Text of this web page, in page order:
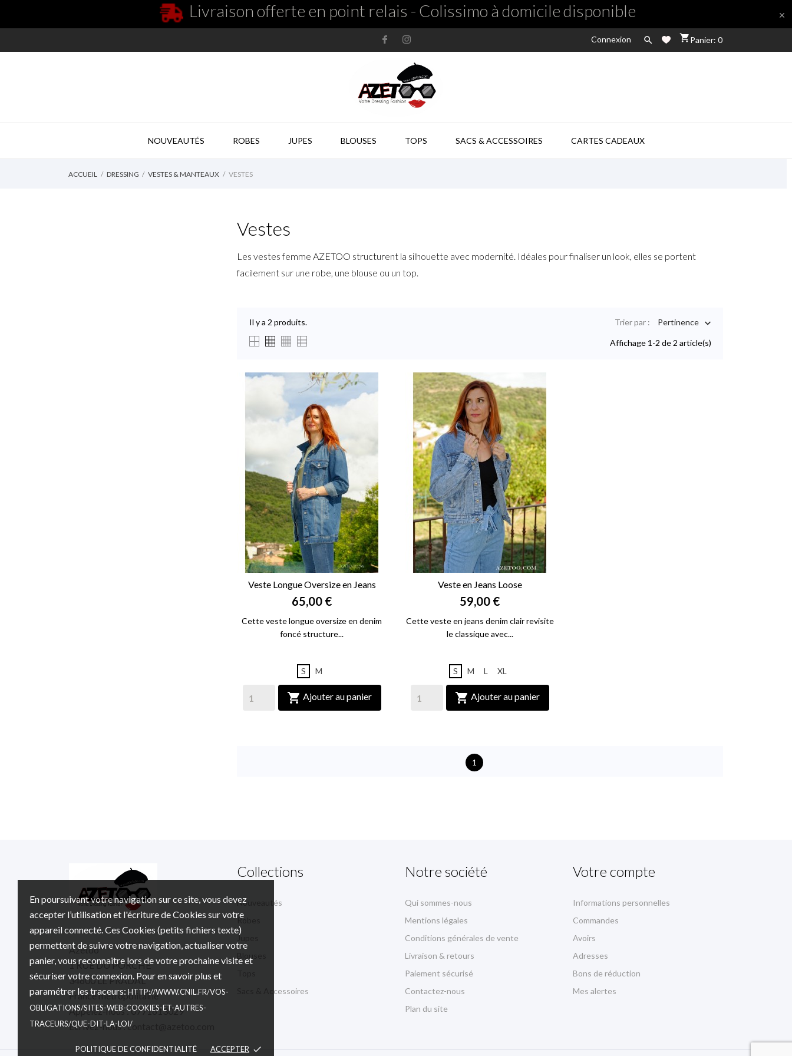
En poursuivant votre navigation sur ce site, vous devez
accepter l’utilisation et l'écriture de Cookies sur votre
appareil connecté. Ces Cookies (petits fichiers texte)
permettent de suivre votre navigation, actualiser votre
panier, vous reconnaitre lors de votre prochaine visite et
sécuriser votre connexion. Pour en savoir plus et
paramétrer les traceurs: HTTP://WWW.CNIL.FR/VOS-
OBLIGATIONS/SITES-WEB-COOKIES-ET-AUTRES-
TRACEURS/QUE-DIT-LA-LOI/
POLITIQUE DE CONFIDENTIALITÉ ACCEPTER done
Livraison offerte en point relais - Colissimo à domicile disponible 
Connexion  shopping_cartPanier: 0
NOUVEAUTÉS ROBES JUPES BLOUSES TOPS SACS & ACCESSOIRES CARTES CADEAUX

ACCUEIL DRESSING VESTES & MANTEAUX VESTES
Vestes
Les vestes femme AZETOO structurent la silhouette avec modernité. Idéales pour finaliser un look, elles se portent
facilement sur une robe, une blouse ou un top.
Il y a 2 produits. Trier par : Pertinence 
Affichage 1-2 de 2 article(s)
APERÇU RAPIDE
Veste Longue Oversize en Jeans
65,00 €
Cette veste longue oversize en denim
foncé structure...
S M
 Ajouter au panier
APERÇU RAPIDE
Veste en Jeans Loose
59,00 €
Cette veste en jeans denim clair revisite
le classique avec...
S M L XL
 Ajouter au panier
1
Azetoo
1 RUE DU PORCHE
34600 LE PRADAL
France métropolitaine
Appelez-nous :0771613029
Écrivez-nous :contact@azetoo.com
Collections
Nouveautés
Robes
Jupes
Blouses
Sacs & Accessoires
Notre société
Qui sommes-nous
Mentions légales
Conditions générales de vente
Livraison & retours
Paiement sécurisé
Contactez-nous
Plan du site
Votre compte
Informations personnelles
Commandes
Avoirs
Adresses
Bons de réduction
Mes alertes